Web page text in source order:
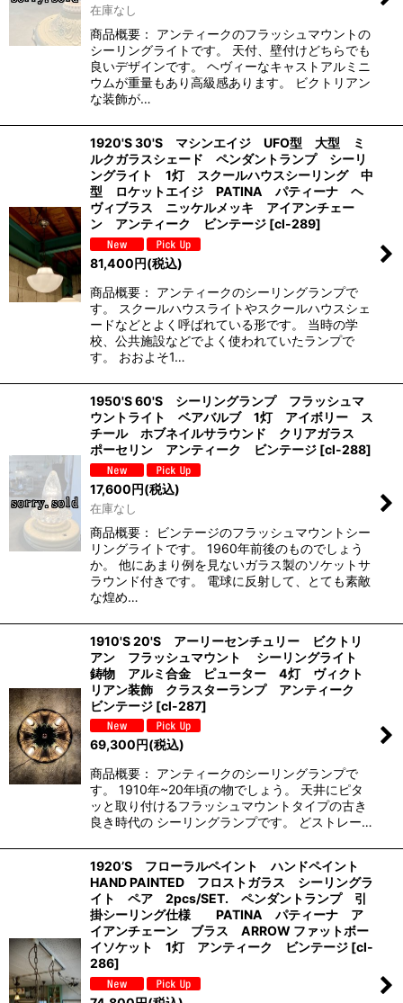
在庫なし
商品概要： アンティークのフラッシュマウントの
シーリングライトです。 天付、壁付けどちらでも
良いデザインです。 ヘヴィーなキャストアルミニ
ウムが重量もあり高級感あります。 ビクトリアン
な装飾が…
1920'S 30'S マシンエイジ UFO型 大型 ミ
ルクガラスシェード ペンダントランプ シーリ
ングライト 1灯 スクールハウスシーリング 中
型 ロケットエイジ PATINA パティーナ ヘ
ヴィブラス ニッケルメッキ アイアンチェー
ン アンティーク ビンテージ [cl-289]
81,400円(税込)
商品概要： アンティークのシーリングランプで
す。 スクールハウスライトやスクールハウスシェ
ードなどとよく呼ばれている形です。 当時の学
校、公共施設などでよく使われていたランプで
す。 おおよそ1…
1950'S 60'S シーリングランプ フラッシュマ
ウントライト ベアバルブ 1灯 アイボリー ス
チール ホブネイルサラウンド クリアガラス
ポーセリン アンティーク ビンテージ [cl-288]
17,600円(税込)
在庫なし
商品概要： ビンテージのフラッシュマウントシー
リングライトです。 1960年前後のものでしょう
か。 他にあまり例を見ないガラス製のソケットサ
ラウンド付きです。 電球に反射して、とても素敵
な煌め…
1910'S 20'S アーリーセンチュリー ビクトリ
アン フラッシュマウント シーリングライト
鋳物 アルミ合金 ピューター 4灯 ヴィクト
リアン装飾 クラスターランプ アンティーク
ビンテージ [cl-287]
69,300円(税込)
商品概要： アンティークのシーリングランプで
す。 1910年~20年頃の物でしょう。 天井にピタ
ッと取り付けるフラッシュマウントタイプの古き
良き時代の シーリングランプです。 どストレー…
1920’S フローラルペイント ハンドペイント
HAND PAINTED フロストガラス シーリングラ
イト ペア 2pcs/SET. ペンダントランプ 引
掛シーリング仕様 PATINA パティーナ ア
イアンチェーン ブラス ARROW ファットボー
イソケット 1灯 アンティーク ビンテージ [cl-
286]